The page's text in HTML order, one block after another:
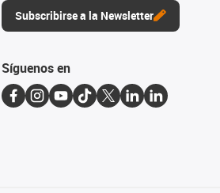
Subscribirse a la Newsletter
Síguenos en